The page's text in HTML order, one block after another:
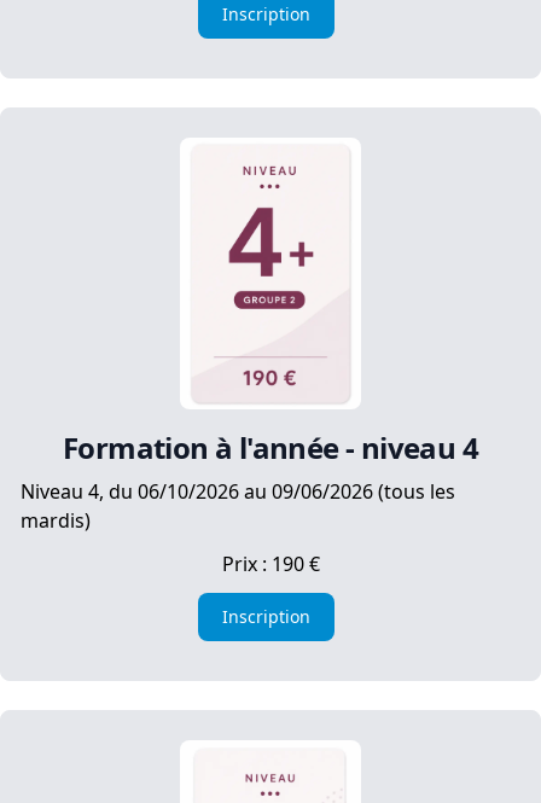
Inscription
Formation à l'année - niveau 4
Niveau 4, du 06/10/2026 au 09/06/2026 (tous les
mardis)
Prix : 190 €
Inscription